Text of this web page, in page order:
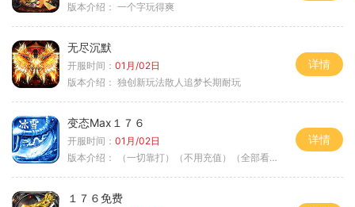
版本介绍： 一个字玩得爽
无尽沉默
开服时间： 01月/02日
版本介绍： 独创新玩法散人追梦长期耐玩
详情
变态Max１７６
开服时间： 01月/02日
版本介绍：
（一切靠打）（不用充值）（全部看脸）
详情
１７６免费